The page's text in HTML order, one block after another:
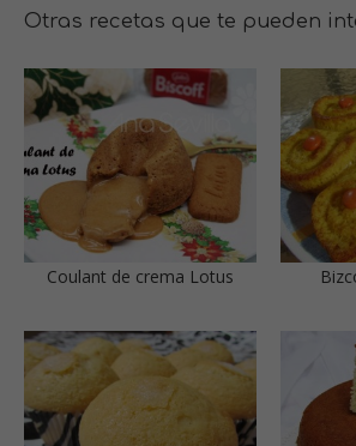
Otras recetas que te pueden
Coulant de crema Lotus